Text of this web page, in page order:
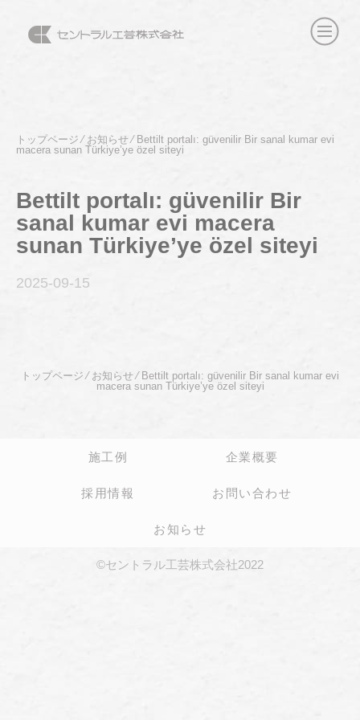
トップページ⁄ お知らせ⁄ Bettilt portalı: güvenilir Bir sanal kumar evi
macera sunan Türkiye’ye özel siteyi
Bettilt portalı: güvenilir Bir
sanal kumar evi macera
sunan Türkiye’ye özel siteyi
2025-09-15
トップページ ⁄ お知らせ⁄ Bettilt portalı: güvenilir Bir sanal kumar evi
macera sunan Türkiye’ye özel siteyi
施工例 企業概要
採用情報 お問い合わせ
お知らせ
©セントラル工芸株式会社2022